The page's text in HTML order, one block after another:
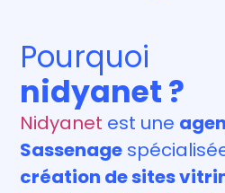
Pourquoi
nidyanet ?
Nidyanet est une
Sassenage
création de sites